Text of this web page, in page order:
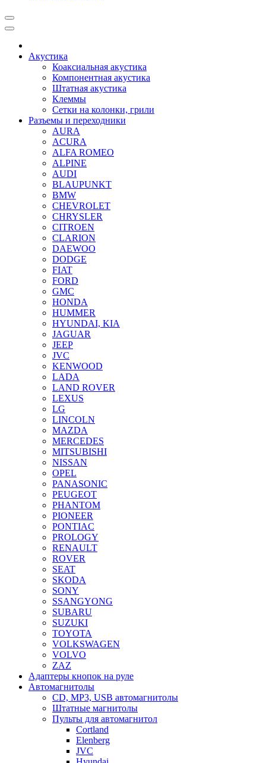
Акустика
Коаксиальная акустика
Компонентная акустика
Штатная акустика
Клеммы
Сетки на колонки, грили
Разъемы и переходники
AURA
ACURA
ALFA ROMEO
ALPINE
AUDI
BLAUPUNKT
BMW
CHEVROLET
CHRYSLER
CITROEN
CLARION
DAEWOO
DODGE
FIAT
FORD
GMC
HONDA
HUMMER
HYUNDAI, KIA
JAGUAR
JEEP
JVC
KENWOOD
LADA
LAND ROVER
LEXUS
LG
LINCOLN
MAZDA
MERCEDES
MITSUBISHI
NISSAN
OPEL
PANASONIC
PEUGEOT
PHANTOM
PIONEER
PONTIAC
PROLOGY
RENAULT
ROVER
SEAT
SKODA
SONY
SSANGYONG
SUBARU
SUZUKI
TOYOTA
VOLKSWAGEN
VOLVO
ZAZ
Адаптеры кнопок на руле
Автомагнитолы
CD, MP3, USB автомагнитолы
Штатные магнитолы
Пульты для автомагнитол
Cortland
Elenberg
JVC